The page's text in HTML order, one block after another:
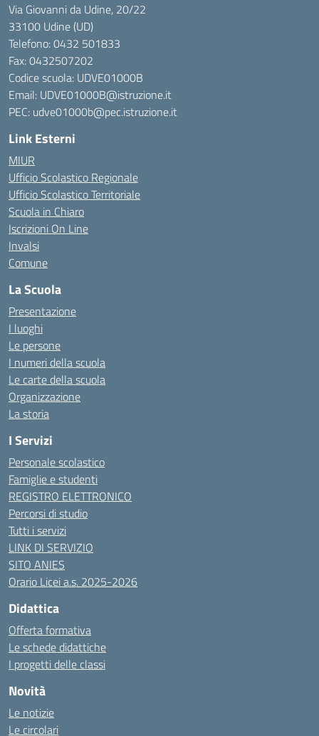
Via Giovanni da Udine, 20/22
33100 Udine (UD)
Telefono:0432 501833
Fax: 0432507202
Codice scuola: UDVE01000B
Email: UDVE01000B@istruzione.it
PEC: udve01000b@pec.istruzione.it
Link Esterni
MIUR
Ufficio Scolastico Regionale
Ufficio Scolastico Territoriale
Scuola in Chiaro
Iscrizioni On Line
Invalsi
Comune
La Scuola
Presentazione
I luoghi
Le persone
I numeri della scuola
Le carte della scuola
Organizzazione
La storia
I Servizi
Personale scolastico
Famiglie e studenti
REGISTRO ELETTRONICO
Percorsi di studio
Tutti i servizi
LINK DI SERVIZIO
SITO ANIES
Orario Licei a.s. 2025-2026
Didattica
Offerta formativa
Le schede didattiche
I progetti delle classi
Novità
Le notizie
Le circolari